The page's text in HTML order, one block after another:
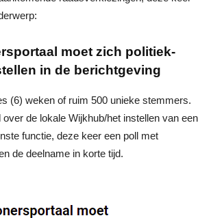
moet zich politiek-
in de berichtgeving
(6) weken of ruim 500 unieke stemmers.
de lokale Wijkhub/het instellen van een
functie, deze keer een poll met
de deelname in korte tijd.